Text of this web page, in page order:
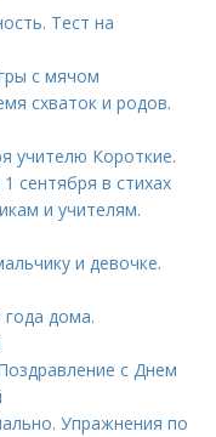
Тест на
с мячом
схваток и родов.
учителю Короткие.
сентября в стихах
и учителям.
и девочке.
дома.
с Днем
Упражнения по